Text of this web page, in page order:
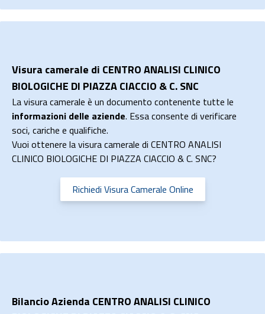
Visura camerale di CENTRO ANALISI CLINICO
BIOLOGICHE DI PIAZZA CIACCIO & C. SNC
La visura camerale è un documento contenente tutte le
informazioni delle aziende. Essa consente di verificare
soci, cariche e qualifiche.
Vuoi ottenere la visura camerale di CENTRO ANALISI
CLINICO BIOLOGICHE DI PIAZZA CIACCIO & C. SNC?
Richiedi Visura Camerale Online
Bilancio Azienda CENTRO ANALISI CLINICO